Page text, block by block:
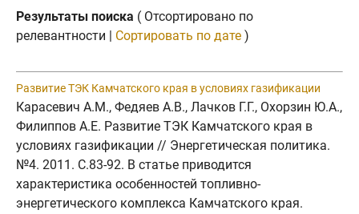
Результаты поиска ( Отсортировано по
релевантности | Сортировать по дате )
Развитие ТЭК Камчатского края в условиях газификации
Карасевич А.М., Федяев А.В., Лачков Г.Г., Охорзин Ю.А.,
Филиппов А.Е. Развитие ТЭК Камчатского края в
условиях газификации // Энергетическая политика.
№4. 2011. C.83-92. В статье приводится
характеристика особенностей топливно-
энергетического комплекса Камчатского края.